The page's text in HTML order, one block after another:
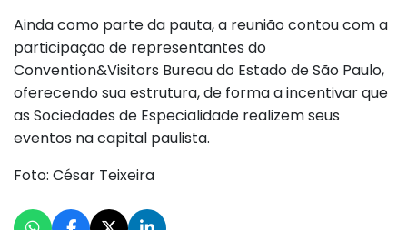
Ainda como parte da pauta, a reunião contou com a
participação de representantes do
Convention&Visitors Bureau do Estado de São Paulo,
oferecendo sua estrutura, de forma a incentivar que
as Sociedades de Especialidade realizem seus
eventos na capital paulista.
Foto: César Teixeira